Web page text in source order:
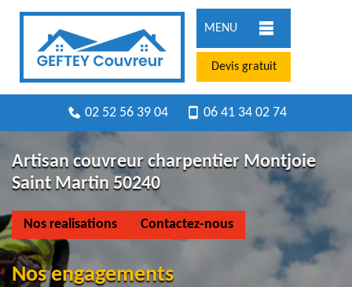
MENU
Devis gratuit
02 52 56 39 04 06 41 34 02 74
Artisan couvreur charpentier Montjoie
Saint Martin 50240
Nos realisations Contactez-nous
Nos engagements